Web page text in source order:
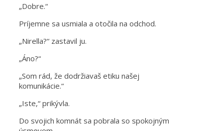
„Dobre.“
Príjemne sa usmiala a otočila na odchod.
„Nirella?“ zastavil ju.
„Áno?“
„Som rád, že dodržiavaš etiku našej
komunikácie.“
„Iste,“ prikývla.
Do svojich komnát sa pobrala so spokojným